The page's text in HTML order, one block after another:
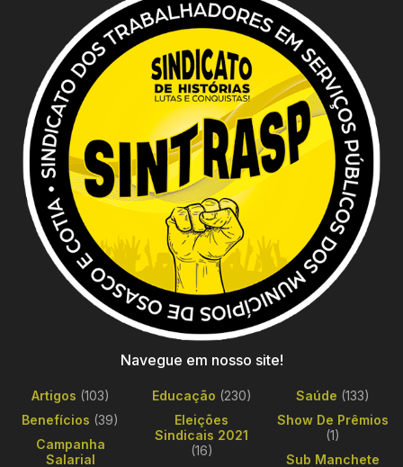
Navegue em nosso site!
Artigos (103)
Benefícios (39)
Campanha
Salarial
Educação (230)
Eleições
Sindicais 2021
(16)
Saúde (133)
Show De Prêmios
(1)
Sub Manchete